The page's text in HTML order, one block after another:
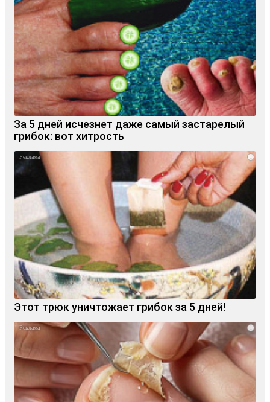
За 5 дней исчезнет даже самый застарелый
грибок: вот хитрость
i
Этот трюк уничтожает грибок за 5 дней!
i